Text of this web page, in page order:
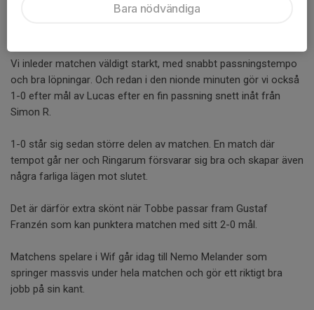
förutom en. Men i ett derby så gäller inte tabellen utan det är
Vi inleder matchen väldigt starkt, med snabbt passningstempo
och bra löpningar. Och redan i den nionde minuten gör vi också
1-0 efter mål av Lucas efter en fin passning snett inåt från
Simon R.
1-0 står sig sedan större delen av matchen. En match där
tempot går ner och Ringarum försvarar sig bra och skapar även
några farliga lägen mot slutet.
Det är därför extra skönt när Tobbe passar fram Gustaf
Franzén som kan punktera matchen med sitt 2-0 mål.
Matchens spelare i Wif går idag till Nemo Melander som
springer massvis under hela matchen och gör ett riktigt bra
jobb på sin kant.
Bara nödvändiga